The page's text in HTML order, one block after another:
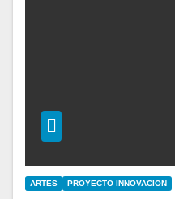
ARTES PROYECTO INNOVACION